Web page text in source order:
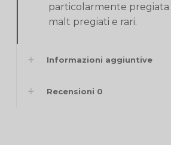
particolarmente pregiata
malt pregiati e rari.
Informazioni aggiuntive
Recensioni 0